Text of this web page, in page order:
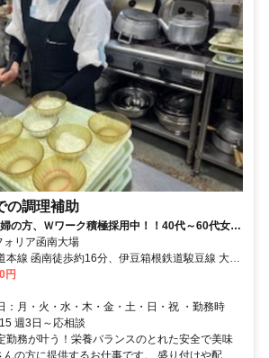
の調理補助
の方、Ｗワーク積極採用中！！40代～60代女性
リア函南大場
本線 函南徒歩約16分、伊豆箱根鉄道駿豆線 大場
円
：月・火・水・木・金・土・日・祝 ・勤務時
週3日～応相談
勤務が叶う！栄養バランスのとれた安全で美味